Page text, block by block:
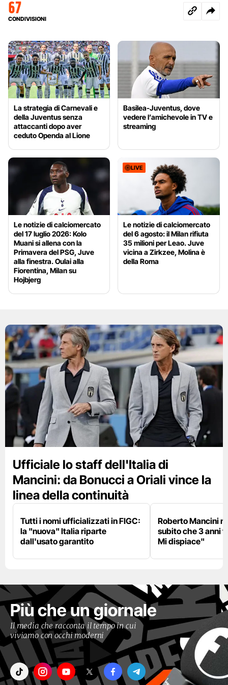
67
CONDIVISIONI
La strategia di Carnevali e
della Juventus senza
attaccanti dopo aver
ceduto Openda al Lione
Basilea-Juventus, dove
vedere l’amichevole in TV e
streaming
Le notizie di calciomercato
del 17 luglio 2026: Kolo
Muani si allena con la
Primavera del PSG, Juve
alla finestra. Oulai alla
Fiorentina, Milan su
Hojbjerg
LIVE
Le notizie di calciomercato
del 6 agosto: il Milan rifiuta
35 milioni per Leao. Juve
vicina a Zirkzee, Molina è
della Roma
Ufficiale lo staff dell'Italia di
Mancini: da Bonucci a Oriali vince la
linea della continuità
Tutti i nomi ufficializzati in FIGC:
la "nuova" Italia riparte
dall'usato garantito
Roberto Mancini
subito che 3 anni
Mi dispiace"
Più che un giornale
Il media che racconta il tempo in cui
viviamo con occhi moderni